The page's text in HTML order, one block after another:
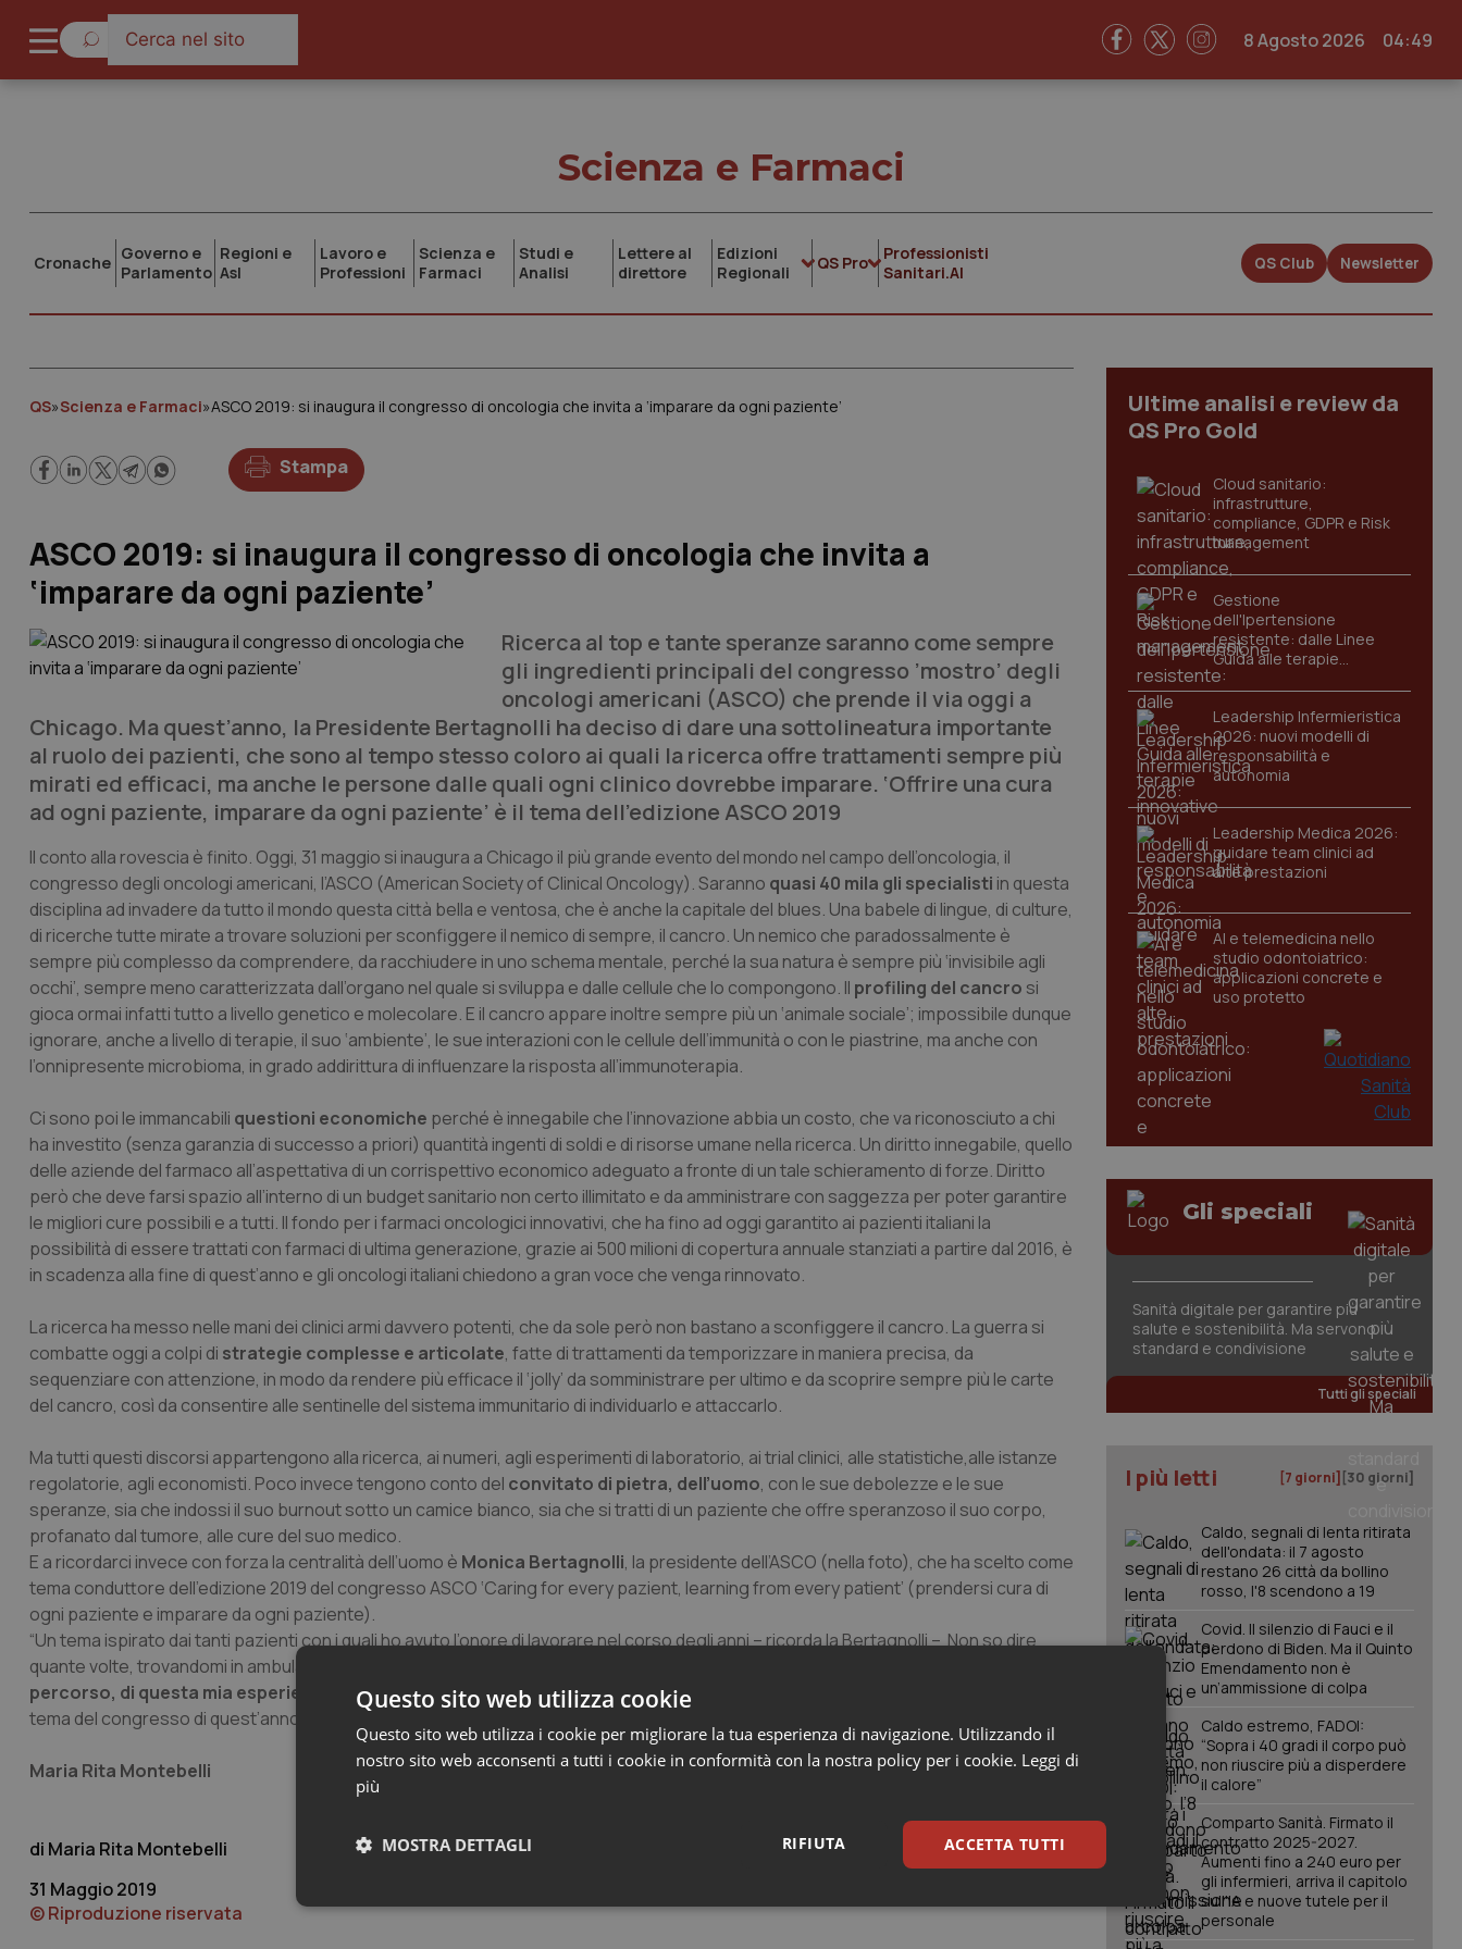
8 Agosto 2026 04:49
Scienza e Farmaci
Cronache Governo e
Parlamento
Regioni e
Asl
Lavoro e
Professioni
Scienza e
Farmaci
Studi e
Analisi
Lettere al
direttore
Edizioni
Regionali
QS Pro
Professionisti
Sanitari.AI
QS Club Newsletter
QS»Scienza e Farmaci»ASCO 2019: si inaugura il congresso di oncologia che invita a ‘imparare da ogni paziente’
Stampa
ASCO 2019: si inaugura il congresso di oncologia che invita a
‘imparare da ogni paziente’
Ricerca al top e tante speranze saranno come sempre
gli ingredienti principali del congresso ’mostro’ degli
oncologi americani (ASCO) che prende il via oggi a
Chicago. Ma quest’anno, la Presidente Bertagnolli ha deciso di dare una sottolineatura importante
al ruolo dei pazienti, che sono al tempo stesso coloro ai quali la ricerca offre trattamenti sempre più
mirati ed efficaci, ma anche le persone dalle quali ogni clinico dovrebbe imparare. ‘Offrire una cura
ad ogni paziente, imparare da ogni paziente’ è il tema dell’edizione ASCO 2019
Il conto alla rovescia è finito. Oggi, 31 maggio si inaugura a Chicago il più grande evento del mondo nel campo dell’oncologia, il
congresso degli oncologi americani, l’ASCO (American Society of Clinical Oncology). Saranno quasi 40 mila gli specialisti in questa
disciplina ad invadere da tutto il mondo questa città bella e ventosa, che è anche la capitale del blues. Una babele di lingue, di culture,
di ricerche tutte mirate a trovare soluzioni per sconfiggere il nemico di sempre, il cancro. Un nemico che paradossalmente è
sempre più complesso da comprendere, da racchiudere in uno schema mentale, perché la sua natura è sempre più ‘invisibile agli
occhi’, sempre meno caratterizzata dall’organo nel quale si sviluppa e dalle cellule che lo compongono. Il profiling del cancro si
gioca ormai infatti tutto a livello genetico e molecolare. E il cancro appare inoltre sempre più un ‘animale sociale’; impossibile dunque
ignorare, anche a livello di terapie, il suo ‘ambiente’, le sue interazioni con le cellule dell’immunità o con le piastrine, ma anche con
l’onnipresente microbioma, in grado addirittura di influenzare la risposta all’immunoterapia.
Ci sono poi le immancabili questioni economiche perché è innegabile che l’innovazione abbia un costo, che va riconosciuto a chi
ha investito (senza garanzia di successo a priori) quantità ingenti di soldi e di risorse umane nella ricerca. Un diritto innegabile, quello
delle aziende del farmaco all’aspettativa di un corrispettivo economico adeguato a fronte di un tale schieramento di forze. Diritto
però che deve farsi spazio all’interno di un budget sanitario non certo illimitato e da amministrare con saggezza per poter garantire
le migliori cure possibili e a tutti. Il fondo per i farmaci oncologici innovativi, che ha fino ad oggi garantito ai pazienti italiani la
possibilità di essere trattati con farmaci di ultima generazione, grazie ai 500 milioni di copertura annuale stanziati a partire dal 2016, è
in scadenza alla fine di quest’anno e gli oncologi italiani chiedono a gran voce che venga rinnovato.
La ricerca ha messo nelle mani dei clinici armi davvero potenti, che da sole però non bastano a sconfiggere il cancro. La guerra si
combatte oggi a colpi di strategie complesse e articolate, fatte di trattamenti da temporizzare in maniera precisa, da
sequenziare con attenzione, in modo da rendere più efficace il ‘jolly’ da somministrare per ultimo e da scoprire sempre più le carte
del cancro, così da consentire alle sentinelle del sistema immunitario di individuarlo e attaccarlo.
Ma tutti questi discorsi appartengono alla ricerca, ai numeri, agli esperimenti di laboratorio, ai trial clinici, alle statistiche,alle istanze
regolatorie, agli economisti. Poco invece tengono conto del convitato di pietra, dell’uomo, con le sue debolezze e le sue
speranze, sia che indossi il suo burnoutsotto un camice bianco, sia che si tratti di un paziente che offre speranzoso il suo corpo,
profanato dal tumore, alle cure del suo medico.
E a ricordarci invece con forza la centralità dell’uomo è Monica Bertagnolli, la presidente dell’ASCO (nella foto), che ha scelto come
tema conduttore dell’edizione 2019 del congresso ASCO ‘Caring for every pazient, learning from every patient’ (prendersi cura di
ogni paziente e imparare da ogni paziente).
“Un tema ispirato dai tanti pazienti con i quali ho avuto l’onore di lavorare nel corso degli anni – ricorda la Bertagnolli – Non so dire
quante volte, trovandomi in ambulatorio con uno di loro mi sono sentita dire: ‘
percorso, di questa mia esperienza con il cancro possa servire ad aiutare qualcuno’
tema del congresso di quest’anno a tutti i pazienti che mi hanno rivolto queste parole nel corso degli anni”.
Maria Rita Montebelli
Maria Rita Montebelli
31 Maggio 2019
© Riproduzione riservata
Ultime analisi e review da
QS Pro Gold
Cloud sanitario:
infrastrutture,
compliance, GDPR e Risk
management
Gestione
dell'Ipertensione
resistente: dalle Linee
Guida alle terapie
innovative
Leadership Infermieristica
2026: nuovi modelli di
responsabilità e
autonomia
Leadership Medica 2026:
guidare team clinici ad
alte prestazioni
AI e telemedicina nello
studio odontoiatrico:
applicazioni concrete e
uso protetto
Gli speciali
Sanità digitale per garantire più
salute e sostenibilità. Ma servono
standard e condivisione
Tutti gli speciali
I più letti [7 giorni] [30 giorni]
Caldo, segnali di lenta ritirata
dell'ondata: il 7 agosto
restano 26 città da bollino
rosso, l'8 scendono a 19
Covid. Il silenzio di Fauci e il
perdono di Biden. Ma il Quinto
Emendamento non è
un’ammissione di colpa
Caldo estremo, FADOI:
“Sopra i 40 gradi il corpo può
non riuscire più a disperdere
il calore”
Comparto Sanità. Firmato il
contratto 2025-2027.
Aumenti fino a 240 euro per
gli infermieri, arriva il capitolo
sull'IA e nuove tutele per il
personale
Questo sito web utilizza cookie
Questo sito web utilizza i cookie per migliorare la tua esperienza di navigazione. Utilizzando il
nostro sito web acconsenti a tutti i cookie in conformità con la nostra policy per i cookie. Leggi di
più
ACCETTA TUTTI
RIFIUTA
MOSTRA DETTAGLI
Necessari Statistici Marketing